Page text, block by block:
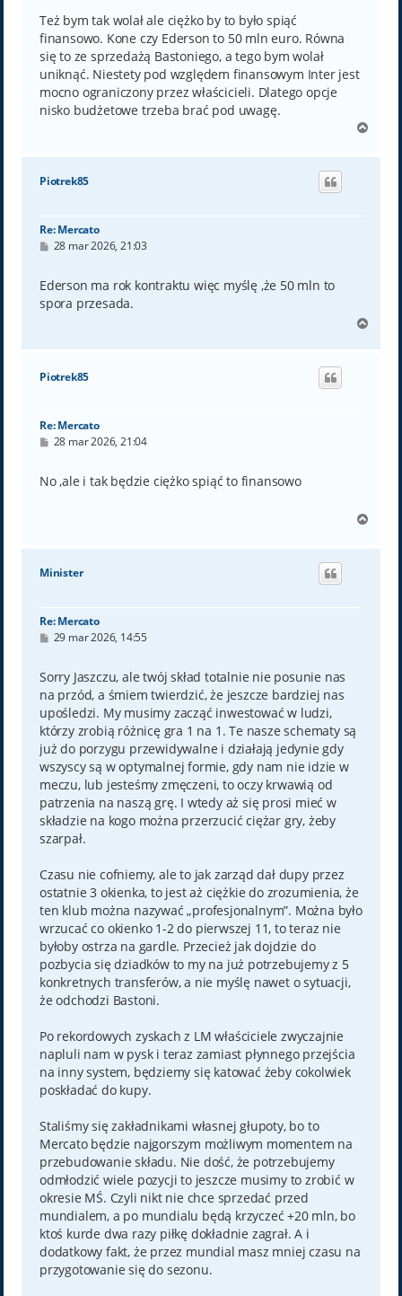
t
Też bym tak wolał ale ciężko by to było spiąć
finansowo. Kone czy Ederson to 50 mln euro. Równa
się to ze sprzedażą Bastoniego, a tego bym wolał
uniknąć. Niestety pod względem finansowym Inter jest
mocno ograniczony przez właścicieli. Dlatego opcje
nisko budżetowe trzeba brać pod uwagę.
g
Piotrek85
Re: Mercato
P
t
28 mar 2026, 21:03
Ederson ma rok kontraktu więc myślę ,że 50 mln to
spora przesada.
g
Piotrek85
Re: Mercato
P
t
28 mar 2026, 21:04
No ,ale i tak będzie ciężko spiąć to finansowo
g
Minister
Re: Mercato
P
t
29 mar 2026, 14:55
Sorry Jaszczu, ale twój skład totalnie nie posunie nas
na przód, a śmiem twierdzić, że jeszcze bardziej nas
upośledzi. My musimy zacząć inwestować w ludzi,
którzy zrobią różnicę gra 1 na 1. Te nasze schematy są
już do porzygu przewidywalne i działają jedynie gdy
wszyscy są w optymalnej formie, gdy nam nie idzie w
meczu, lub jesteśmy zmęczeni, to oczy krwawią od
patrzenia na naszą grę. I wtedy aż się prosi mieć w
składzie na kogo można przerzucić ciężar gry, żeby
szarpał.
Czasu nie cofniemy, ale to jak zarząd dał dupy przez
ostatnie 3 okienka, to jest aż ciężkie do zrozumienia, że
ten klub można nazywać „profesjonalnym”. Można było
wrzucać co okienko 1-2 do pierwszej 11, to teraz nie
byłoby ostrza na gardle. Przecież jak dojdzie do
pozbycia się dziadków to my na już potrzebujemy z 5
konkretnych transferów, a nie myślę nawet o sytuacji,
że odchodzi Bastoni.
Po rekordowych zyskach z LM właściciele zwyczajnie
napluli nam w pysk i teraz zamiast płynnego przejścia
na inny system, będziemy się katować żeby cokolwiek
poskładać do kupy.
Staliśmy się zakładnikami własnej głupoty, bo to
Mercato będzie najgorszym możliwym momentem na
przebudowanie składu. Nie dość, że potrzebujemy
odmłodzić wiele pozycji to jeszcze musimy to zrobić w
okresie MŚ. Czyli nikt nie chce sprzedać przed
mundialem, a po mundialu będą krzyczeć +20 mln, bo
ktoś kurde dwa razy piłkę dokładnie zagrał. A i
dodatkowy fakt, że przez mundial masz mniej czasu na
przygotowanie się do sezonu.